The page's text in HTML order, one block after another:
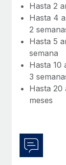
Hasta 2
Hasta 4
2
Hasta 5
semana
Hasta 10
3
Hasta 20
meses